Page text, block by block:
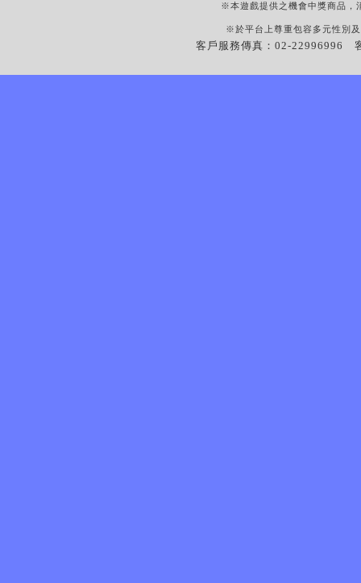
※本遊戲提供之機會中獎商品，
※於平台上尊重包容多元性別
客戶服務傳真：02-22996996